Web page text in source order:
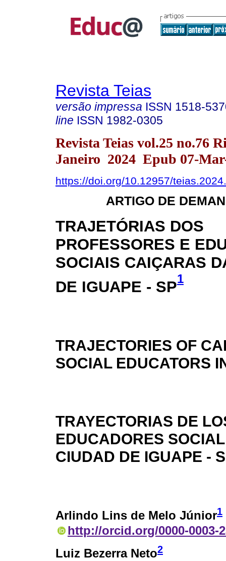
Revista Teias
versão impressa ISSN 1518-
line ISSN 1982-0305
Revista Teias vol.25 no.76
Janeiro 2024 Epub 07-
https://doi.org/10.12957/
ARTIGO DE
TRAJETÓRIAS DOS
PROFESSORES E
SOCIAIS CAIÇARAS
DE IGUAPE - SP1
TRAJECTORIES OF
SOCIAL EDUCATORS
TRAYECTORIAS DE
EDUCADORES
CIUDAD DE IGUAPE -
Arlindo Lins de Melo Júnior1
http://orcid.org/0000-0003-
Luiz Bezerra Neto2